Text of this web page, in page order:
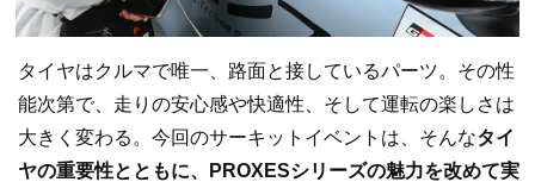
タイヤはクルマで唯一、路面と接しているパーツ。その性
能次第で、走りの安心感や快適性、そして運転の楽しさは
大きく変わる。今回のサーキットイベントは、そんなタイ
ヤの重要性とともに、PROXESシリーズの魅力を改めて実